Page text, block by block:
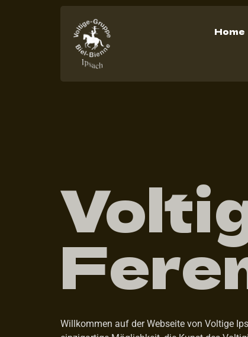
Home
Willkommen auf der Webseite von Voltige